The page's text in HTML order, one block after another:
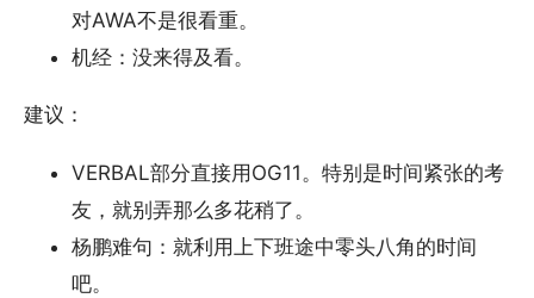
对AWA不是很看重。
机经：没来得及看。
建议：
VERBAL部分直接用OG11。特别是时间紧张的考
友，就别弄那么多花稍了。
杨鹏难句：就利用上下班途中零头八角的时间
吧。